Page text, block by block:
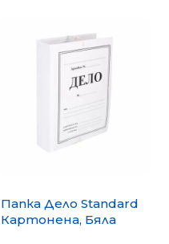
Папка Дело Standard
Картонена, Бяла